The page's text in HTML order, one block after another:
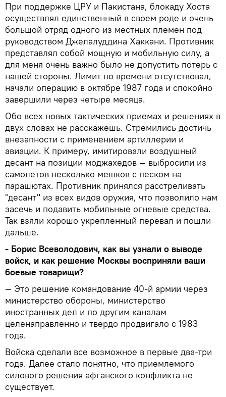
При поддержке ЦРУ и Пакистана, блокаду Хоста
осуществлял единственный в своем роде и очень
большой отряд одного из местных племен под
руководством Джелалуддина Хаккани. Противник
представлял собой мощную и мобильную силу, а
для меня очень важно было не допустить потерь с
нашей стороны. Лимит по времени отсутствовал,
начали операцию в октябре 1987 года и спокойно
завершили через четыре месяца.
Обо всех новых тактических приемах и решениях в
двух словах не расскажешь. Стремились достичь
внезапности с применением артиллерии и
авиации. К примеру, имитировали воздушный
десант на позиции моджахедов — выбросили из
самолетов несколько мешков с песком на
парашютах. Противник принялся расстреливать
"десант" из всех видов оружия, что позволило нам
засечь и подавить мобильные огневые средства.
Так взяли хорошо укрепленный перевал и пошли
дальше.
- Борис Всеволодович, как вы узнали о выводе
войск, и как решение Москвы восприняли ваши
боевые товарищи?
— Это решение командование 40-й армии через
министерство обороны, министерство
иностранных дел и по другим каналам
целенаправленно и твердо продвигало с 1983
года.
Войска сделали все возможное в первые два-три
года. Далее стало понятно, что приемлемого
силового решения афганского конфликта не
существует.